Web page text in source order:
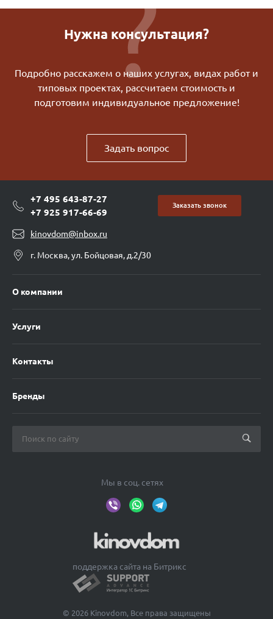
Нужна консультация?
Подробно расскажем о наших услугах, видах работ и
типовых проектах, рассчитаем стоимость и
подготовим индивидуальное предложение!
Задать вопрос
+7 495 643-87-27
+7 925 917-66-69
Заказать звонок
kinovdom@inbox.ru
г. Москва, ул. Бойцовая, д.2/30
О компании
Услуги
Контакты
Бренды
Мы в соц. сетях
© 2026 Kinovdom, Все права защищены
поддержка сайта на Битрикс